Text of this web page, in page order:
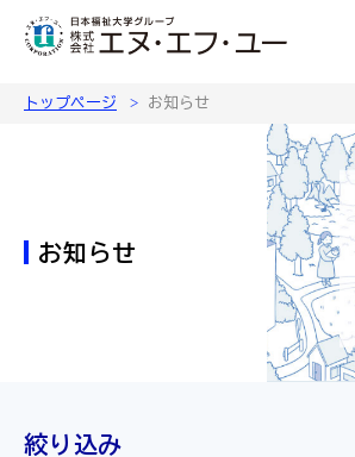
トップページ お知らせ
お知らせ
絞り込み